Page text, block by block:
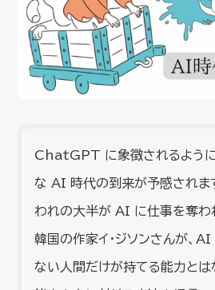
ChatGPT に象徴されるように
な AI 時代の到来が予感されま
われの大半が AI に仕事を奪わ
韓国の作家イ・ジソンさんが、
ない人間だけが持てる能力とは